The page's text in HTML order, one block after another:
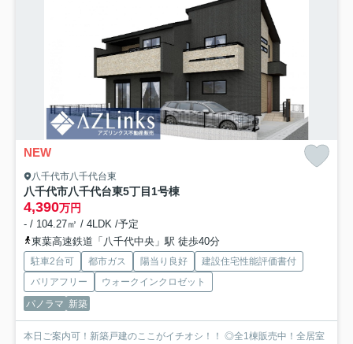
NEW
八千代市八千代台東
八千代市八千代台東5丁目1号棟
4,390万円
- / 104.27㎡ / 4LDK /予定
東葉高速鉄道「八千代中央」駅 徒歩40分
駐車2台可 都市ガス 陽当り良好
建設住宅性能評価書付
バリアフリー
ウォークインクロゼット
パノラマ 新築
本日ご案内可！新築戸建のここがイチオシ！！ ◎全1棟販売中！全居室